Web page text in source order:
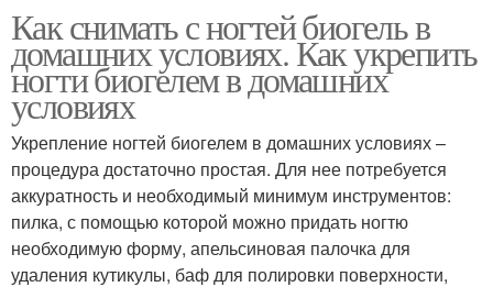
Как снимать с ногтей биогель в
домашних условиях. Как укрепить
ногти биогелем в домашних
условиях
Укрепление ногтей биогелем в домашних условиях –
процедура достаточно простая. Для нее потребуется
аккуратность и необходимый минимум инструментов:
пилка, с помощью которой можно придать ногтю
необходимую форму, апельсиновая палочка для
удаления кутикулы, баф для полировки поверхности,